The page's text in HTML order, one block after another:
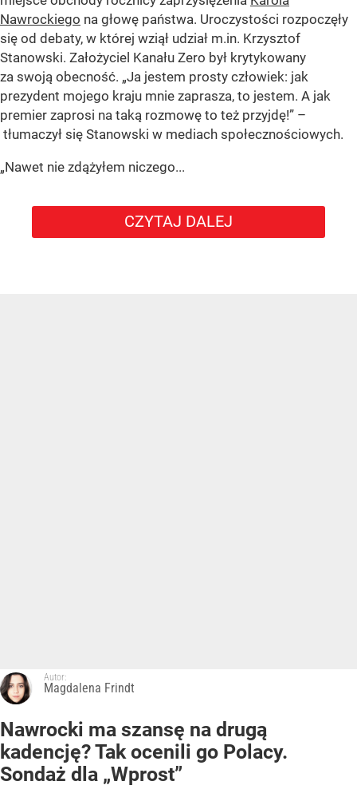
Nawrockiego na głowę państwa. Uroczystości rozpoczęły
się od debaty, w której wziął udział m.in. Krzysztof
Stanowski. Założyciel Kanału Zero był krytykowany
za swoją obecność. „Ja jestem prosty człowiek: jak
prezydent mojego kraju mnie zaprasza, to jestem. A jak
premier zaprosi na taką rozmowę to też przyjdę!” –
tłumaczył się Stanowski w mediach społecznościowych.
„Nawet nie zdążyłem niczego...
CZYTAJ DALEJ
Autor:
Magdalena Frindt
Nawrocki ma szansę na drugą
kadencję? Tak ocenili go Polacy.
Sondaż dla „Wprost”